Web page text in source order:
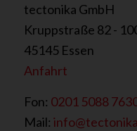
tectonika GmbH
Kruppstraße 82 -
45145 Essen
Anfahrt
Fon: 0201 5088
Mail: